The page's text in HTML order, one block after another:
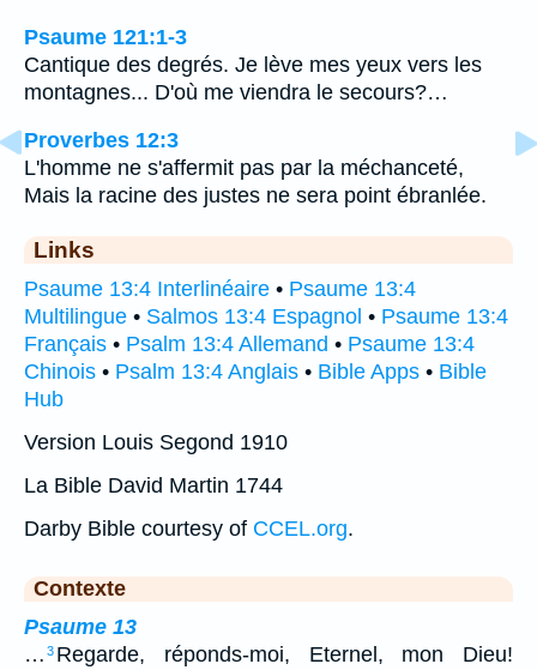
Psaume 121:1-3
Cantique des degrés. Je lève mes yeux vers les
montagnes... D'où me viendra le secours?…
Proverbes 12:3
L'homme ne s'affermit pas par la méchanceté,
Mais la racine des justes ne sera point ébranlée.
Links
Psaume 13:4 Interlinéaire • Psaume 13:4
Multilingue • Salmos 13:4 Espagnol • Psaume 13:4
Français • Psalm 13:4 Allemand • Psaume 13:4
Chinois • Psalm 13:4 Anglais • Bible Apps • Bible
Hub
Version Louis Segond 1910
La Bible David Martin 1744
Darby Bible courtesy of CCEL.org.
Contexte
Psaume 13
… 3 Regarde, réponds-moi, Eternel, mon Dieu!